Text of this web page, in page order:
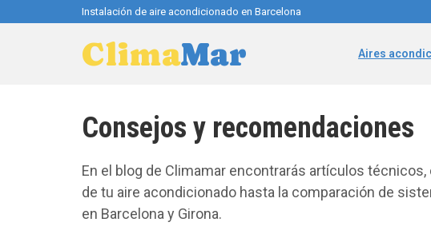
Instalación de aire acondicionado en Barcelona
ClimaMar Aires
Consejos y recomendaciones
En el blog de Climamar encontrarás artículos
de tu aire acondicionado hasta la comparación de
en Barcelona y Girona.